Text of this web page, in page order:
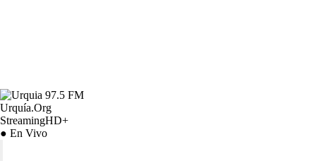
Urquía.Org
StreamingHD+
● En Vivo